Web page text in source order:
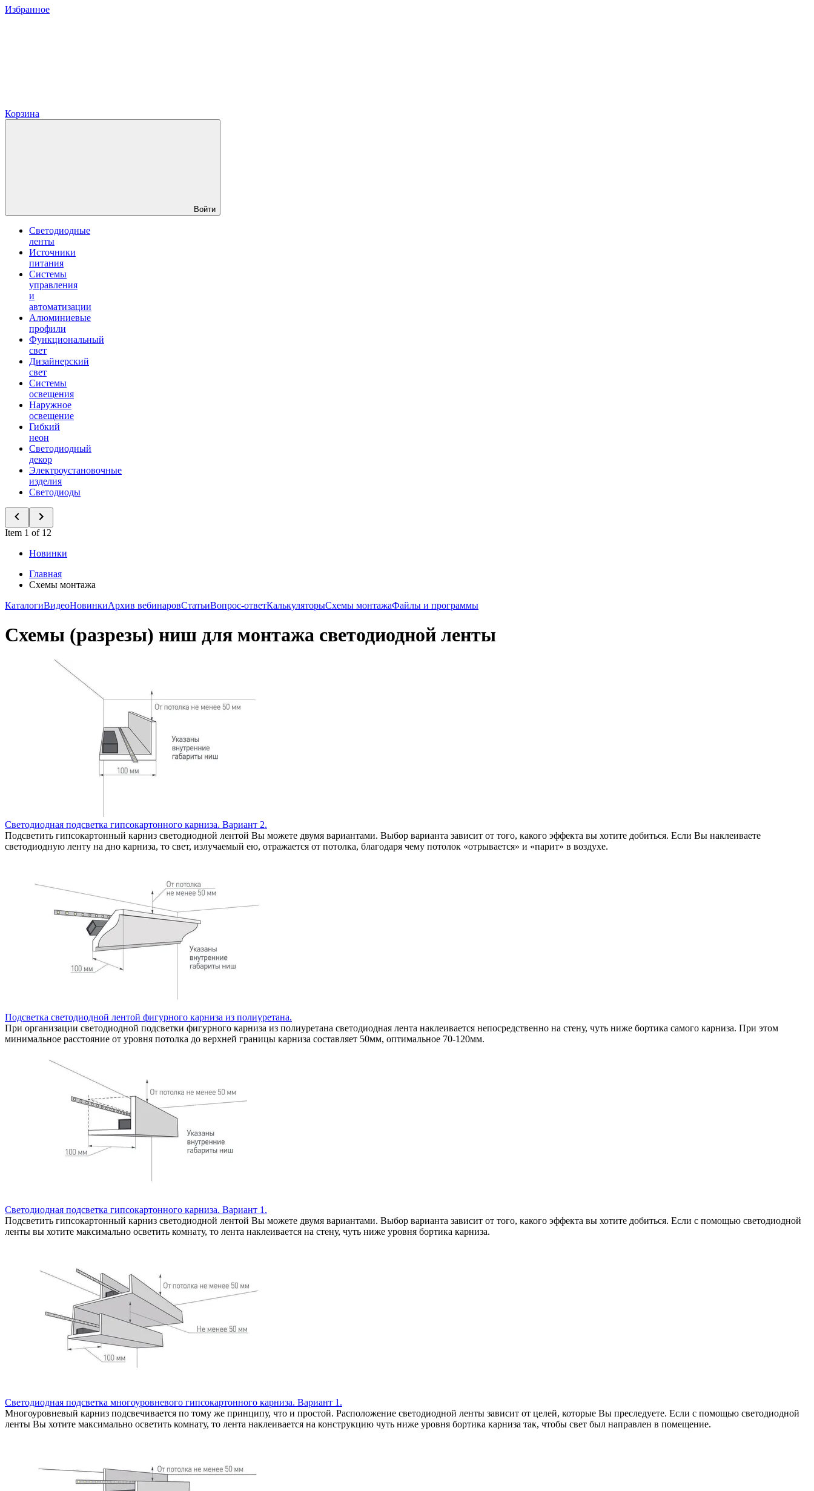
Избранное
Корзина
Войти
Светодиодные
ленты
Источники
питания
Системы
управления
и
автоматизации
Алюминиевые
профили
Функциональный
свет
Дизайнерский
свет
Системы
освещения
Наружное
освещение
Гибкий
неон
Светодиодный
декор
Электроустановочные
изделия
Светодиоды
Item 1 of 12
Новинки
Главная
Схемы монтажа
КаталогиВидеоНовинкиАрхив вебинаровСтатьиВопрос-ответКалькуляторыСхемы монтажаФайлы и программы
Схемы (разрезы) ниш для монтажа светодиодной ленты
Светодиодная подсветка гипсокартонного карниза. Вариант 2.
Подсветить гипсокартонный карниз светодиодной лентой Вы можете двумя вариантами. Выбор варианта зависит от того, какого эффекта вы хотите добиться. Если Вы наклеиваете
светодиодную ленту на дно карниза, то свет, излучаемый ею, отражается от потолка, благодаря чему потолок «отрывается» и «парит» в воздухе.
Подсветка светодиодной лентой фигурного карниза из полиуретана.
При организации светодиодной подсветки фигурного карниза из полиуретана светодиодная лента наклеивается непосредственно на стену, чуть ниже бортика самого карниза. При этом
минимальное расстояние от уровня потолка до верхней границы карниза составляет 50мм, оптимальное 70-120мм.
Светодиодная подсветка гипсокартонного карниза. Вариант 1.
Подсветить гипсокартонный карниз светодиодной лентой Вы можете двумя вариантами. Выбор варианта зависит от того, какого эффекта вы хотите добиться. Если с помощью светодиодной
ленты вы хотите максимально осветить комнату, то лента наклеивается на стену, чуть ниже уровня бортика карниза.
Светодиодная подсветка многоуровневого гипсокартонного карниза. Вариант 1.
Многоуровневый карниз подсвечивается по тому же принципу, что и простой. Расположение светодиодной ленты зависит от целей, которые Вы преследуете. Если с помощью светодиодной
ленты Вы хотите максимально осветить комнату, то лента наклеивается на конструкцию чуть ниже уровня бортика карниза так, чтобы свет был направлен в помещение.